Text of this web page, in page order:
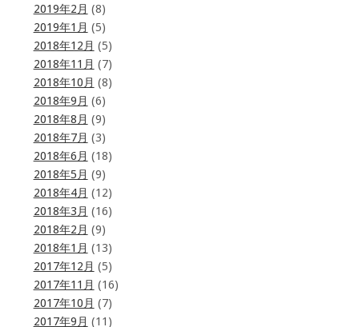
2019年2月 (8)
2019年1月 (5)
2018年12月 (5)
2018年11月 (7)
2018年10月 (8)
2018年9月 (6)
2018年8月 (9)
2018年7月 (3)
2018年6月 (18)
2018年5月 (9)
2018年4月 (12)
2018年3月 (16)
2018年2月 (9)
2018年1月 (13)
2017年12月 (5)
2017年11月 (16)
2017年10月 (7)
2017年9月 (11)